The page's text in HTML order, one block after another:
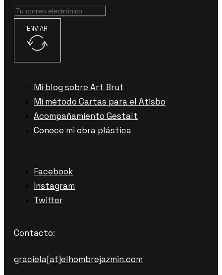
ENVIAR
Mi blog sobre Art Brut
Mi método Cartas para el Atisbo
Acompañamiento Gestalt
Conoce mi obra plástica
Facebook
Instagram
Twitter
Contacto:
graciela[at]elhombrejazmin.com